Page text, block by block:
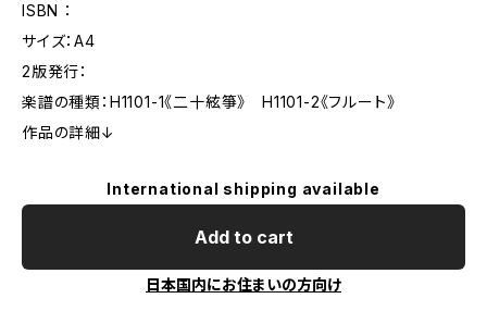
ISBN ：
サイズ：A4
2版発行：
楽譜の種類：H1101-1《二十絃箏》 H1101-2《フルート》
作品の詳細↓
International shipping available
Add to cart
日本国内にお住まいの方向け